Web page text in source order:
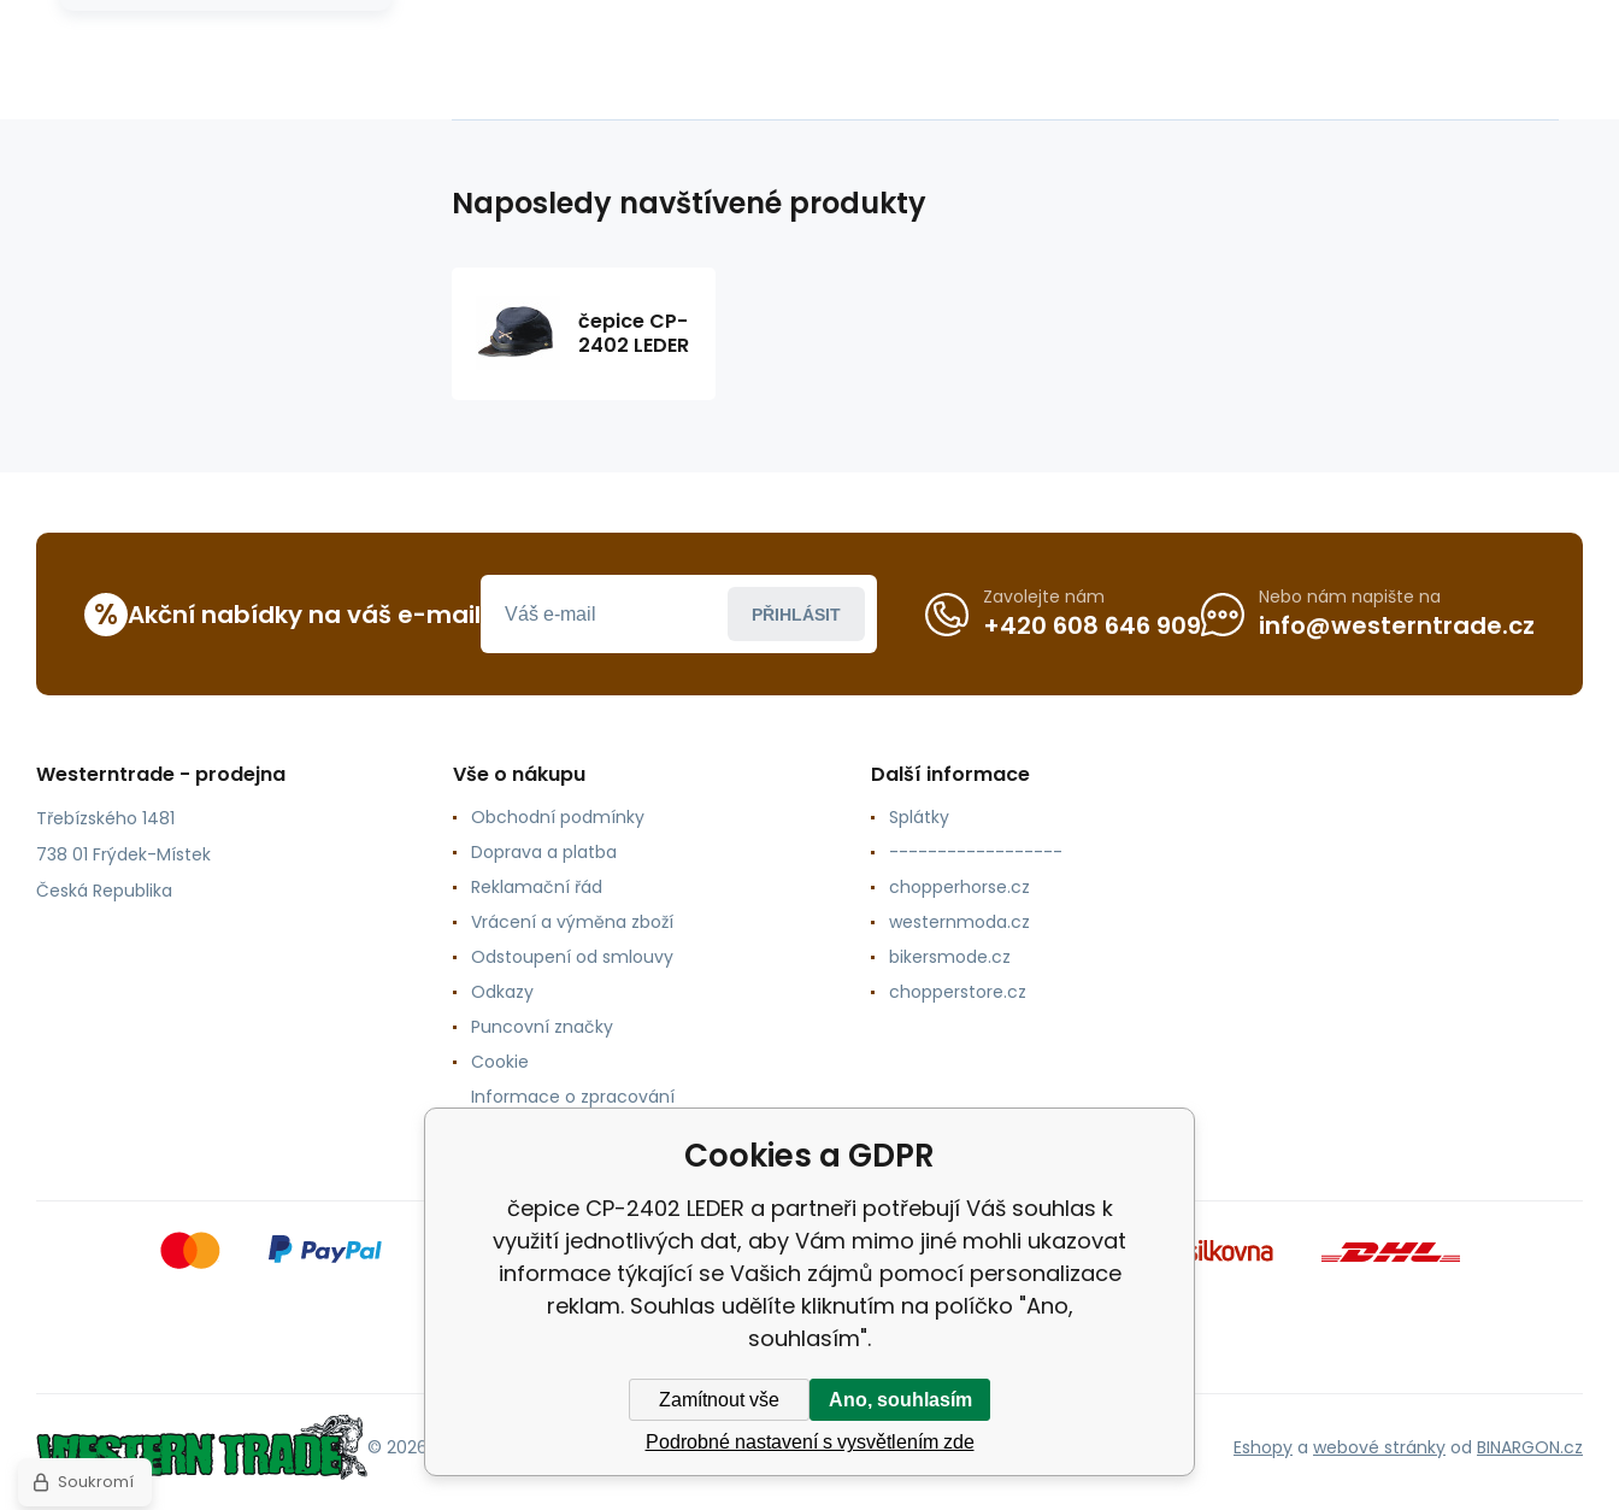
Naposledy navštívené produkty
čepice CP-
2402 LEDER
% Akční nabídky na váš e-mail PŘIHLÁSIT
Zavolejte nám
+420 608 646 909
Nebo nám napište na
info@westerntrade.cz
Westerntrade - prodejna
Třebízského 1481
738 01 Frýdek-Místek
Česká Republika
Vše o nákupu
Obchodní podmínky
Doprava a platba
Reklamační řád
Vrácení a výměna zboží
Odstoupení od smlouvy
Odkazy
Puncovní značky
Cookie
Informace o zpracování
Další informace
Splátky
------------------
chopperhorse.cz
westernmoda.cz
bikersmode.cz
chopperstore.cz
© 2026 | Eshopy a webové stránky od BINARGON.cz
Cookies a GDPR
čepice CP-2402 LEDER a partneři potřebují Váš souhlas k
využití jednotlivých dat, aby Vám mimo jiné mohli ukazovat
informace týkající se Vašich zájmů pomocí personalizace
reklam. Souhlas udělíte kliknutím na políčko "Ano,
souhlasím".
Zamítnout vše Ano, souhlasím
Podrobné nastavení s vysvětlením zde
Soukromí